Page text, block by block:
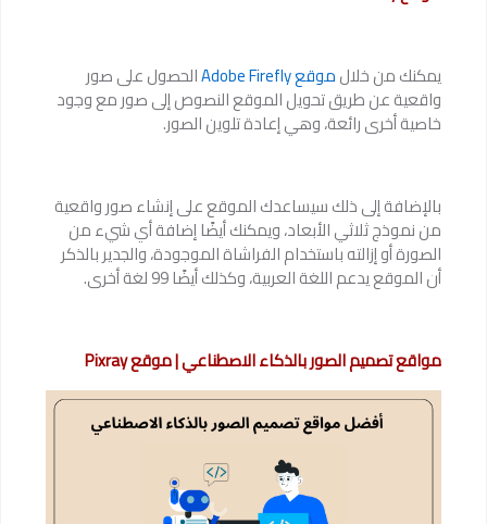
يمكنك من خلالموقع Adobe Firefly الحصول على صور
واقعية عن طريق تحويل الموقع النصوص إلى صور مع وجود
خاصية أخرى رائعة، وهي إعادة تلوين الصور.
بالإضافة إلى ذلك سيساعدك الموقع على إنشاء صور واقعية
من نموذج ثلاثي الأبعاد، ويمكنك أيضًا إضافة أي شيء من
الصورة أو إزالته باستخدام الفراشاة الموجودة، والجدير بالذكر
أن الموقع يدعم اللغة العربية، وكذلك أيضًا 99 لغة أخرى.
مواقع تصميم الصور بالذكاء الاصطناعي | موقع Pixray